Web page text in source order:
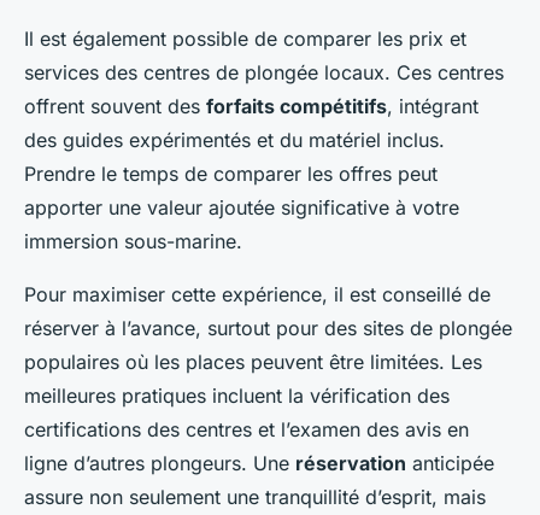
Il est également possible de comparer les prix et
services des centres de plongée locaux. Ces centres
offrent souvent des forfaits compétitifs, intégrant
des guides expérimentés et du matériel inclus.
Prendre le temps de comparer les offres peut
apporter une valeur ajoutée significative à votre
immersion sous-marine.
Pour maximiser cette expérience, il est conseillé de
réserver à l’avance, surtout pour des sites de plongée
populaires où les places peuvent être limitées. Les
meilleures pratiques incluent la vérification des
certifications des centres et l’examen des avis en
ligne d’autres plongeurs. Une réservation anticipée
assure non seulement une tranquillité d’esprit, mais